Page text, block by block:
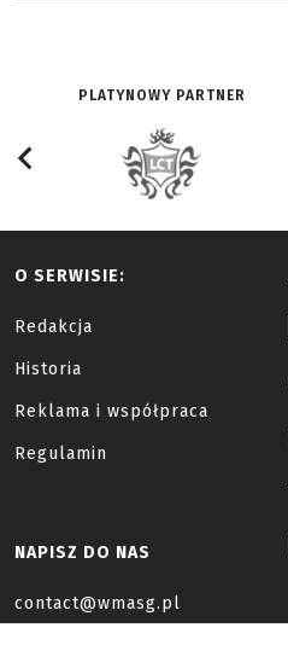
PLATYNOWY PARTNER
O SERWISIE:
Redakcja
Historia
Reklama i współpraca
Regulamin
NAPISZ DO NAS
contact@wmasg.pl